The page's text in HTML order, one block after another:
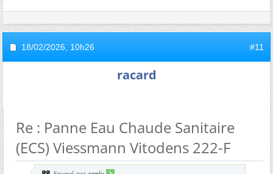
18/02/2026, 10h26 #11
racard
Re : Panne Eau Chaude Sanitaire
(ECS) Viessmann Vitodens 222-F